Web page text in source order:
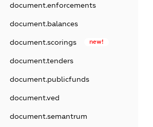
document.enforcements
document.balances
document.scorings new!
document.tenders
document.publicfunds
document.ved
document.semantrum